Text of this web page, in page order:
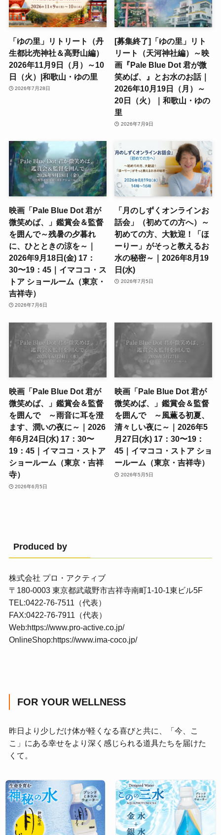
「ゆの里」リトリート（丹
生都比売神社＆高野山編）
2026年11月9日（月）～10
日（火）|和歌山・ゆの里
2026年7月28日
[募集終了]「ゆの里」リト
リート（天河神社編）～映
画『Pale Blue Dot 君が微
笑めば、』とお水のお話｜
2026年10月19日（月）～
20日（火）｜和歌山・ゆの
里
2026年7月9日
映画「Pale Blue Dot 君が
微笑めば、」鑑賞会＆監督
を囲んで～残暑の夕暮れ
に、ひとときの涼を～｜
2026年9月18日(金) 17：
30〜19：45｜イマココ・ス
トア ショールーム（東京・
吉祥寺）
2026年7月6日
「月のしずくオンラインお
話会」（初めての方へ）～
初めての方、大歓迎！「ほ
ーりー」がそっと教えるお
水の秘密～｜2026年8月19
日(水)
2026年7月5日
映画「Pale Blue Dot 君が
微笑めば、」鑑賞会＆監督
を囲んで ～雨音に耳を澄
ます、潤いの夜に～｜2026
年6月24日(水) 17：30〜
19：45｜イマココ・ストア
ショールーム（東京・吉祥
寺）
2026年6月5日
映画「Pale Blue Dot 君が
微笑めば、」鑑賞会＆監督
を囲んで ～風薫る初夏、
清々しい夜に～｜2026年5
月27日(水) 17：30〜19：
45｜イマココ・ストア ショ
ールーム（東京・吉祥寺）
2026年5月5日
Produced by
株式会社 プロ・アクティブ
〒180-0003 東京都武蔵野市吉祥寺南町1-10-1東ビル5F
TEL:0422-76-7511（代表）
FAX:0422-76-7911（代表）
Web:https://www.pro-active.co.jp/
OnlineShop:https://www.ima-coco.jp/
FOR YOUR WELLNESS
昨日より少しだけ体が軽くなる喜びと共に、「今、こ
こ」にある幸せをより深く感じられる道具たちを届けた
くて。